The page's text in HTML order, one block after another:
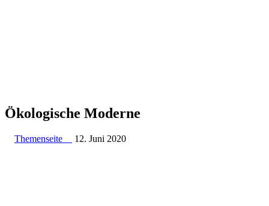
Ökolo­gische Moderne
Themenseite 12. Juni 2020